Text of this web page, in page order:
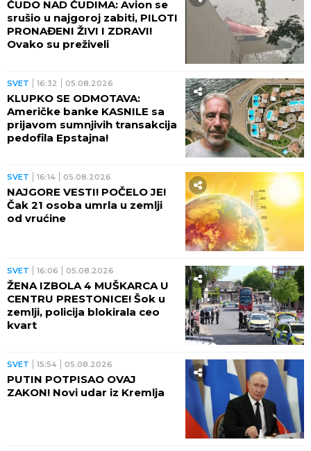
ČUDO NAD ČUDIMA: Avion se
srušio u najgoroj zabiti, PILOTI
PRONAĐENI ŽIVI I ZDRAVI!
Ovako su preživeli
SVET 16:32 05.08.2026
KLUPKO SE ODMOTAVA:
Američke banke KASNILE sa
prijavom sumnjivih transakcija
pedofila Epstajna!
SVET 16:14 05.08.2026
NAJGORE VESTI! POČELO JE!
Čak 21 osoba umrla u zemlji
od vrućine
SVET 16:06 05.08.2026
ŽENA IZBOLA 4 MUŠKARCA U
CENTRU PRESTONICE! Šok u
zemlji, policija blokirala ceo
kvart
SVET 15:54 05.08.2026
PUTIN POTPISAO OVAJ
ZAKON! Novi udar iz Kremlja